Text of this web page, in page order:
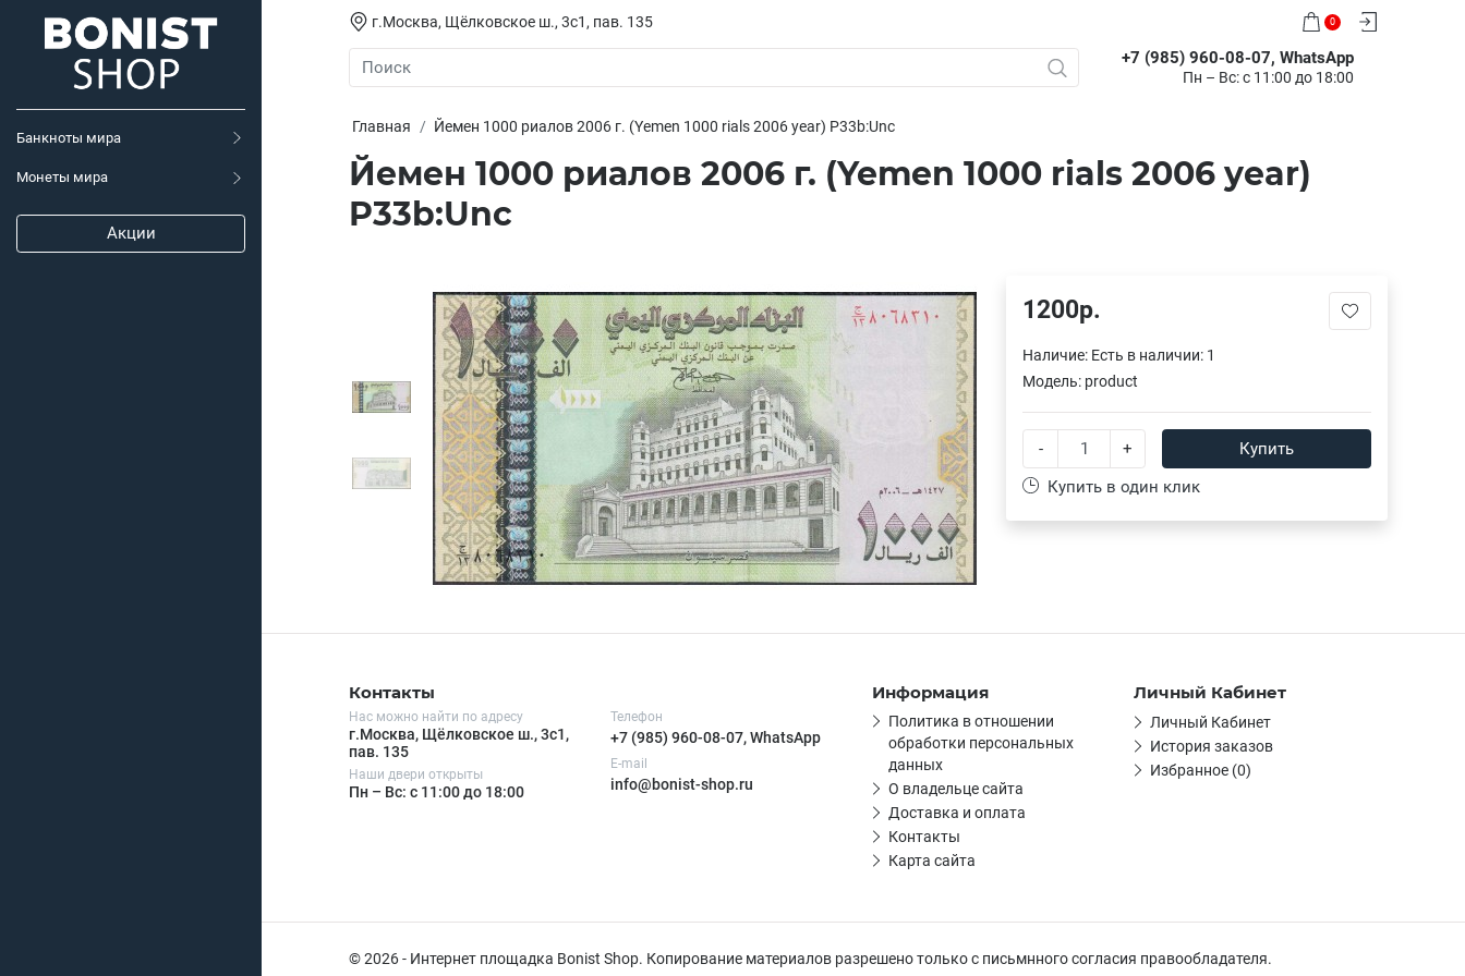
Банкноты мира
Монеты мира
Акции
г.Москва, Щёлковское ш., 3с1, пав. 135
+7 (985) 960-08-07, WhatsApp
Пн – Вс: с 11:00 до 18:00
0
Главная Йемен 1000 риалов 2006 г. (Yemen 1000 rials 2006 year) P33b:Unc
Йемен 1000 риалов 2006 г. (Yemen 1000 rials 2006 year)
P33b:Unc
1200р.
Наличие: Есть в наличии: 1
Модель: product
- +
Купить
Купить в один клик
Контакты
Нас можно найти по адресу
г.Москва, Щёлковское ш., 3с1,
пав. 135
Наши двери открыты
Пн – Вс: с 11:00 до 18:00
Телефон
+7 (985) 960-08-07, WhatsApp
E-mail
info@bonist-shop.ru
Информация
Политика в отношении
обработки персональных
данных
О владельце сайта
Доставка и оплата
Контакты
Карта сайта
Личный Кабинет
Личный Кабинет
История заказов
Избранное (0)
© 2026 - Интернет площадка Bonist Shop. Копирование материалов разрешено только с письмнного согласия правообладателя.